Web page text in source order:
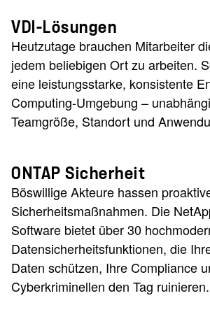
VDI-Lösungen
Heutzutage brauchen Mitarbeiter
jedem beliebigen Ort zu arbeiten.
eine leistungsstarke, konsistente
Computing-Umgebung –
Teamgröße, Standort und
ONTAP Sicherheit
Böswillige Akteure hassen
Sicherheitsmaßnahmen. Die
Software bietet über 30
Datensicherheitsfunktionen, die
Daten schützen, Ihre Compliance
Cyberkriminellen den Tag ruinieren.